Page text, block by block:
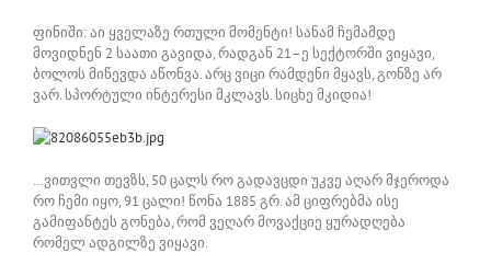
ფინიში: აი ყველაზე რთული მომენტი! სანამ ჩემამდე
მოვიდნენ 2 საათი გავიდა, რადგან 21–ე სექტორში ვიყავი,
ბოლოს მიწევდა აწონვა. არც ვიცი რამდენი მყავს, გონზე არ
ვარ. სპორტული ინტერესი მკლავს. სიცხე მკიდია!
…ვითვლი თევზს, 50 ცალს რო გადავცდი უკვე აღარ მჯეროდა
რო ჩემი იყო, 91 ცალი! წონა 1885 გრ. ამ ციფრებმა ისე
გამიფანტეს გონება, რომ ვეღარ მოვაქციე ყურადღება
რომელ ადგილზე ვიყავი.